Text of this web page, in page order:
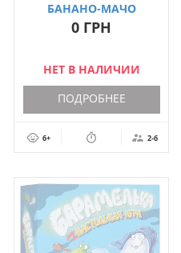
БАНАНО-МАЧО
(BANANO MATCHO)
0 ГРН
НЕТ В НАЛИЧИИ
ПОДРОБНЕЕ
6+ 2-6